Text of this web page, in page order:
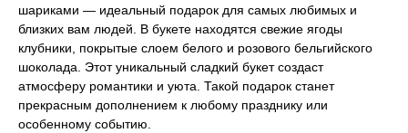
шариками — идеальный подарок для самых любимых и
близких вам людей. В букете находятся свежие ягоды
клубники, покрытые слоем белого и розового бельгийского
шоколада. Этот уникальный сладкий букет создаст
атмосферу романтики и уюта. Такой подарок станет
прекрасным дополнением к любому празднику или
особенному событию.